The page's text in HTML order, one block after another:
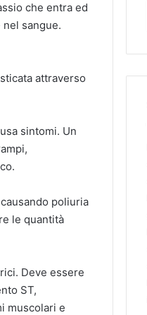
che entra ed
sangue.
attraverso
sintomi. Un
poliuria
le quantità
Deve essere
ST,
muscolari e